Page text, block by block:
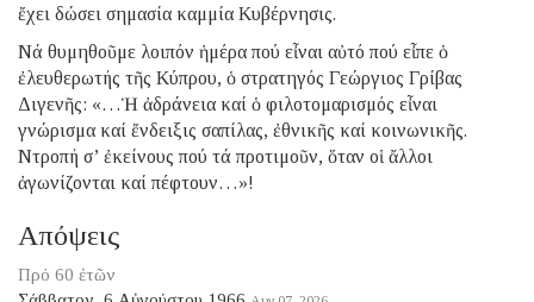
ἔχει δώσει σημασία καμμία Κυβέρνησις.
Νά θυμηθοῦμε λοιπόν ἡμέρα πού εἶναι αὐτό πού εἶπε ὁ
ἐλευθερωτής τῆς Κύπρου, ὁ στρατηγός Γεώργιος Γρίβας
Διγενῆς: «…Ἡ ἀδράνεια καί ὁ φιλοτομαρισμός εἶναι
γνώρισμα καί ἔνδειξις σαπίλας, ἐθνικῆς καί κοινωνικῆς.
Ντροπή σ’ ἐκείνους πού τά προτιμοῦν, ὅταν οἱ ἄλλοι
ἀγωνίζονται καί πέφτουν…»!
Απόψεις
Πρό 60 ἐτῶν